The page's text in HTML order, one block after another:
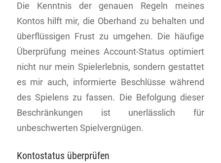
Die Kenntnis der genauen Regeln meines
Kontos hilft mir, die Oberhand zu behalten und
überflüssigen Frust zu umgehen. Die häufige
Überprüfung meines Account-Status optimiert
nicht nur mein Spielerlebnis, sondern gestattet
es mir auch, informierte Beschlüsse während
des Spielens zu fassen. Die Befolgung dieser
Beschränkungen ist unerlässlich für
unbeschwerten Spielvergnügen.
Kontostatus überprüfen